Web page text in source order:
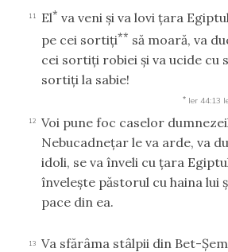
11 El* va veni şi va lovi ţara
pe cei sortiţi** să moară, va
cei sortiţi robiei şi va ucide cu
sortiţi la sabie!
* Ier 44:13
12 Voi pune foc caselor
Nebucadneţar le va arde, va
idoli, se va înveli cu ţara
înveleşte păstorul cu haina lui
pace din ea.
13
Va sfărâma stâlpii din Bet-